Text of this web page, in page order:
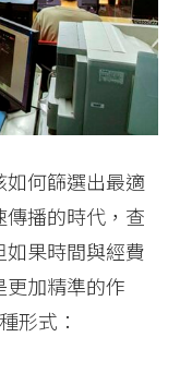
如何篩選出最適
播的時代，查
果時間與經費
加精準的作
形式：